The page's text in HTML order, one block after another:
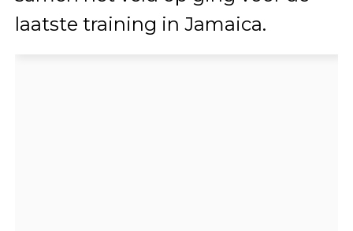
laatste training in Jamaica.